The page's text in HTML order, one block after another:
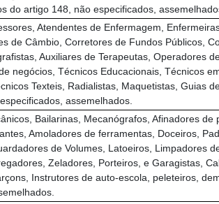
do artigo 148, não especificados,
Atendentes de Enfermagem,
de Câmbio, Corretores de Fundos Públicos,
Auxiliares de Terapeutas, Operadores
negócios, Técnicos Educacionais, Técnicos
Texteis, Radialistas, Maquetistas, Guias
assemelhados.
Bailarinas, Mecanógrafos, Afinadores
Amoladores de ferramentas, Doceiros,
de Volumes, Latoeiros, Limpadores
Zeladores, Porteiros, e Garagistas,
Instrutores de auto-escola, peleteiros,